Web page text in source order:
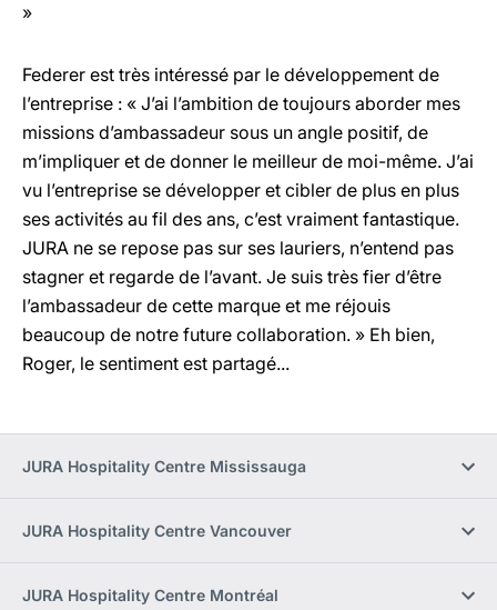
»
Federer est très intéressé par le développement de
l’entreprise : « J’ai l’ambition de toujours aborder mes
missions d’ambassadeur sous un angle positif, de
m’impliquer et de donner le meilleur de moi-même. J’ai
vu l’entreprise se développer et cibler de plus en plus
ses activités au fil des ans, c’est vraiment fantastique.
JURA ne se repose pas sur ses lauriers, n’entend pas
stagner et regarde de l’avant. Je suis très fier d’être
l’ambassadeur de cette marque et me réjouis
beaucoup de notre future collaboration. » Eh bien,
Roger, le sentiment est partagé...
JURA Hospitality Centre Mississauga
JURA Hospitality Centre Vancouver
JURA Hospitality Centre Montréal